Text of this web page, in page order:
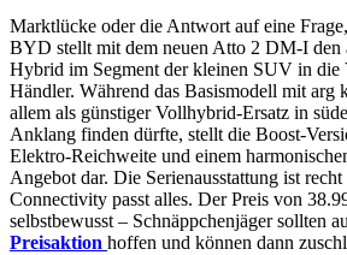
Marktlücke oder die Antwort auf eine
BYD stellt mit dem neuen Atto 2 DM-I den
Hybrid im Segment der kleinen SUV in die
Händler. Während das Basismodell mit arg
allem als günstiger Vollhybrid-Ersatz in
Anklang finden dürfte, stellt die Boost-
Elektro-Reichweite und einem
Angebot dar. Die Serienausstattung ist
Connectivity passt alles. Der Preis von
selbstbewusst – Schnäppchenjäger sollten
Preisaktion hoffen und können dann